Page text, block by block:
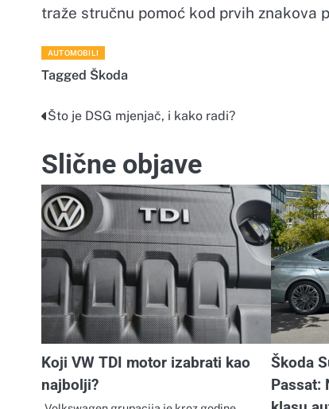
traže stručnu pomoć kod prvih znakova
AUTOMOBILI
Tagged Škoda
Navigacija
objava
Što je DSG mjenjač, i kako radi?
Slične objave
Koji VW TDI motor izabrati kao
najbolji?
Škoda
Passat: